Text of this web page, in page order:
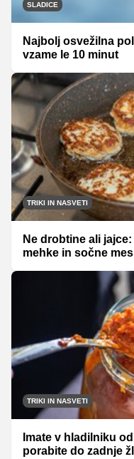
SLADICE
Najbolj osvežilna
vzame le 10 minut
TRIKI IN NASVETI
Ne drobtine ali
mehke in sočne
TRIKI IN NASVETI
Imate v hladilniku
porabite do zadnje